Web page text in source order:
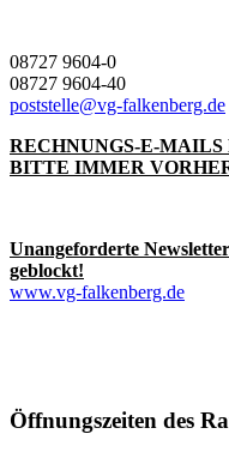
08727 9604-0
08727 9604-40
poststelle@vg-falkenberg.de
RECHNUNGS-E-MAILS
BITTE IMMER
Unangeforderte
geblockt!
www.vg-falkenberg.de
Öffnungszeiten des